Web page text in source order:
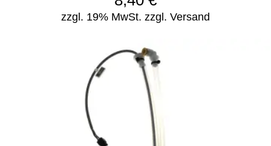
zzgl. 19% MwSt. zzgl. Versand